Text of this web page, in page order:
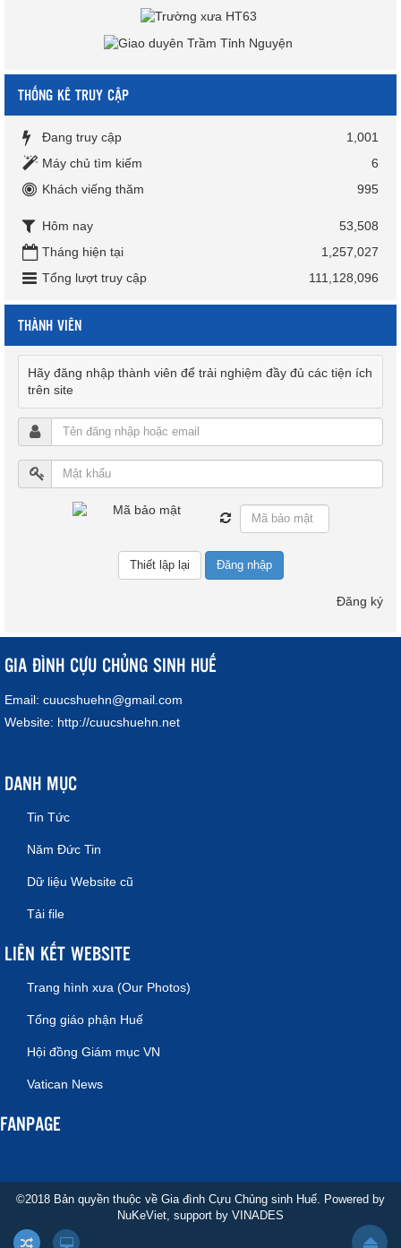
THỐNG KÊ TRUY CẬP
Đang truy cập
1,001
Máy chủ tìm kiếm
6
Khách viếng thăm
995
Hôm nay
53,508
Tháng hiện tại
1,257,027
Tổng lượt truy cập
111,128,096
THÀNH VIÊN
Hãy đăng nhập thành viên để trải nghiệm đầy đủ các tiện ích
trên site
Đăng nhập
Đăng ký
GIA ĐÌNH CỰU CHỦNG SINH HUẾ
Email: cuucshuehn@gmail.com
Website: http://cuucshuehn.net
DANH MỤC
Tin Tức
Năm Đức Tin
Dữ liệu Website cũ
Tải file
LIÊN KẾT WEBSITE
Trang hình xưa (Our Photos)
Tổng giáo phận Huế
Hội đồng Giám mục VN
Vatican News
FANPAGE
©2018 Bản quyền thuộc về Gia đình Cựu Chủng sinh Huế. Powered by
NuKeViet , support by VINADES